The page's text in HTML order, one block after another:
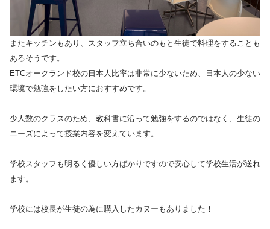
またキッチンもあり、スタッフ立ち合いのもと生徒で料理をすることも
あるそうです。
ETCオークランド校の日本人比率は非常に少ないため、日本人の少ない
環境で勉強をしたい方におすすめです。
少人数のクラスのため、教科書に沿って勉強をするのではなく、生徒の
ニーズによって授業内容を変えています。
学校スタッフも明るく優しい方ばかりですので安心して学校生活が送れ
ます。
学校には校長が生徒の為に購入したカヌーもありました！